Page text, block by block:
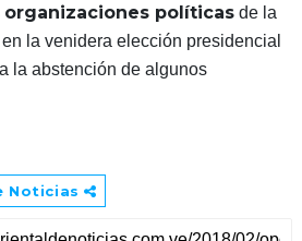
organizaciones políticasde la
en la venidera elección presidencial
la abstención de algunos
Noticias